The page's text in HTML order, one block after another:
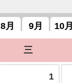
8月 9月 10月
三
1